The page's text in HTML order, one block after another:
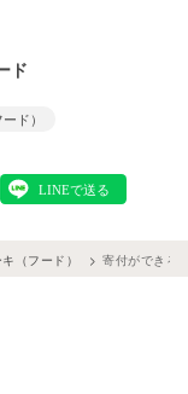
ド
ド）
（フード） 寄付ができる